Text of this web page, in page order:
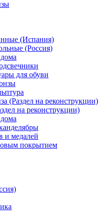
(Испания)
(Россия)
для обуви
(Раздел на реконструкции)
на реконструкции)
и медалей
покрытием